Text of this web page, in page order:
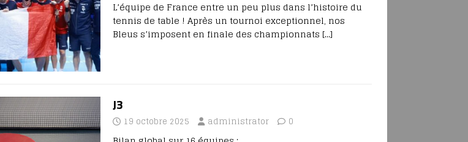
L’équipe de France entre un peu plus dans l’histoire du
tennis de table ! Après un tournoi exceptionnel, nos
Bleus s’imposent en finale des championnats […]
J3
19 octobre 2025 administrator 0